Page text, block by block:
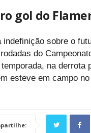
gol do
indefinição sobre o
do
na derrota
esteve em campo